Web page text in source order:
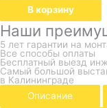
В корзину
Наши
5 лет гарантии на
Все способы оплаты
Бесплатный выезд
Самый большой
в Калининграде
Описание